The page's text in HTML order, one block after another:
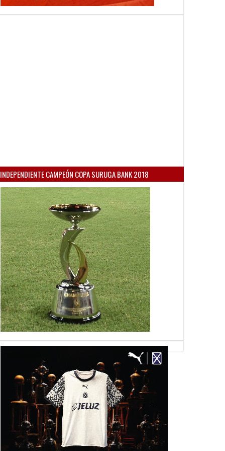
INDEPENDIENTE CAMPEÓN COPA SURUGA BANK 2018